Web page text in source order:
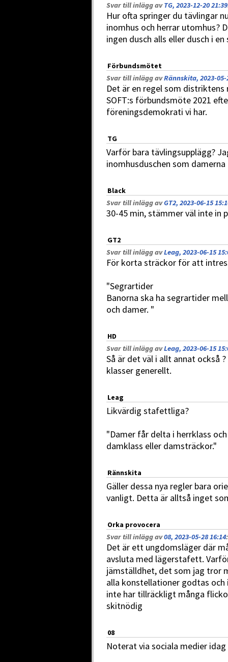
Svar till inlägg avTG, 2023-12-20 21:39
Hur ofta springer du tävlingar
inomhus och herrar utomhus?
ingen dusch alls eller dusch i
Förbundsmötet
Svar till inlägg avRännskita, 2023-05-
Det är en regel som
SOFT:s förbundsmöte 2021
föreningsdemokrati vi har.
TG
Varför bara tävlingsupplägg?
inomhusduschen som
Black
Svar till inlägg avGT2, 2023-06-15
30-45 min, stämmer väl inte in
GT2
Svar till inlägg avLeag, 2023-06-15
För korta sträckor för att
"Segrartider
Banorna ska ha segrartider
och damer. "
HD
Svar till inlägg avLeag, 2023-06-15
Så är det väl i allt annat också
klasser generellt.
Leag
Likvärdig stafettliga?
"Damer får delta i herrklass
damklass eller damsträckor."
Rännskita
Gäller dessa nya regler bara
vanligt. Detta är alltså inget
Orka provocera
Svar till inlägg av08, 2023-05-28 16:14:
Det är ett ungdomsläger där
avsluta med lägerstafett.
jämställdhet, det som jag tror
alla konstellationer godtas
inte har tillräckligt många
skitnödig
08
Noterat via sociala medier idag